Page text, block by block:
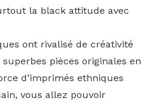
la black attitude avec
ont rivalisé de créativité
pièces originales en
d’imprimés ethniques
vous allez pouvoir